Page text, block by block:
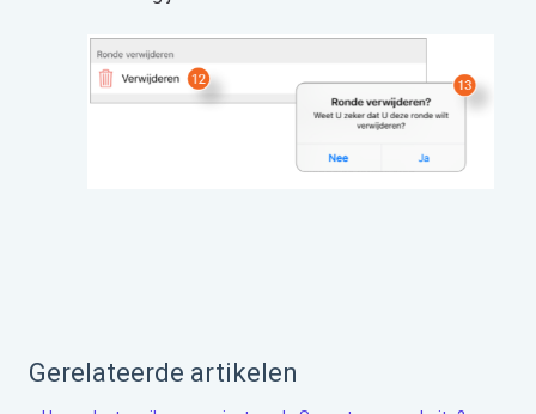
Gerelateerde artikelen